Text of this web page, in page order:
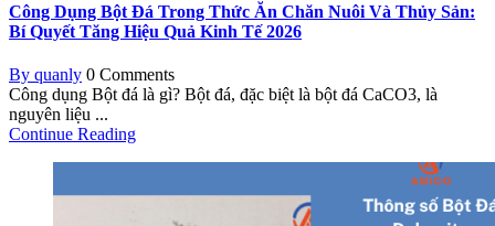
Công Dụng Bột Đá Trong Thức Ăn Chăn Nuôi Và Thủy Sản:
Bí Quyết Tăng Hiệu Quả Kinh Tế 2026
By quanly 0 Comments
Công dụng Bột đá là gì? Bột đá, đặc biệt là bột đá CaCO3, là
nguyên liệu ...
Continue Reading